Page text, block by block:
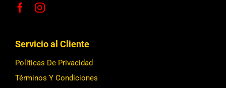
Servicio al Cliente
Políticas De Privacidad
Términos Y Condiciones